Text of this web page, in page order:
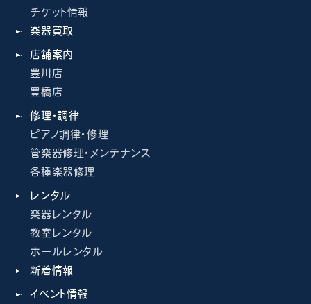
チケット情報
楽器買取
店舗案内
豊川店
豊橋店
修理・調律
ピアノ調律・修理
管楽器修理・メンテナンス
各種楽器修理
レンタル
楽器レンタル
教室レンタル
ホールレンタル
新着情報
イベント情報